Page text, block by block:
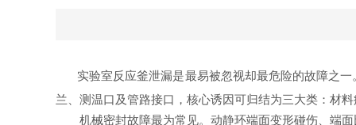
实验室反应釜泄漏是最易被忽视却最危险的故障之
兰、测温口及管路接口，核心诱因可归结为三大类：材
机械密封故障最为常见。动静环端面变形碰伤、端面